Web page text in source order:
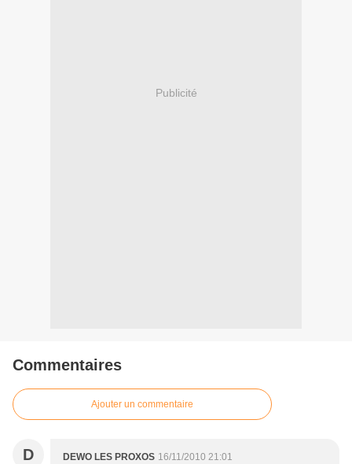
Publicité
Commentaires
Ajouter un commentaire
D DEWO LES PROXOS 16/11/2010 21:01